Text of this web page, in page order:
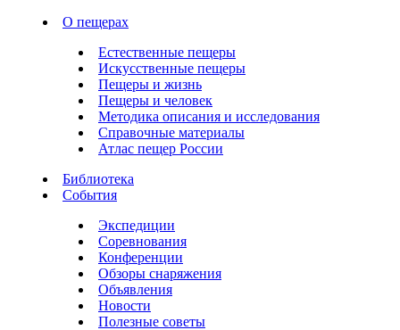
О пещерах
Естественные пещеры
Искусственные пещеры
Пещеры и жизнь
Пещеры и человек
Методика описания и исследования
Справочные материалы
Атлас пещер России
Библиотека
События
Экспедиции
Соревнования
Конференции
Обзоры снаряжения
Объявления
Новости
Полезные советы